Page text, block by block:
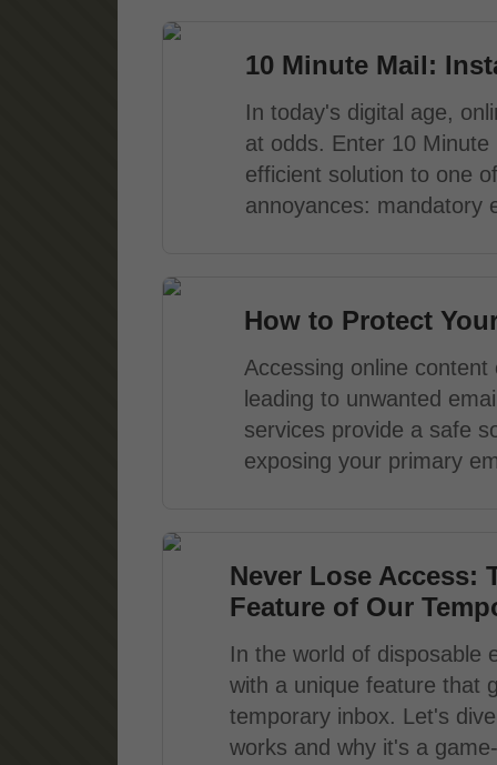
10 Minute Mail:
In today's digital age,
at odds. Enter 10
efficient solution to one
annoyances: mandatory
How to Protect
Accessing online
leading to unwanted
services provide a safe
exposing your primary
Never Lose Access:
Feature of Our
In the world of disposable
with a unique feature that
temporary inbox. Let's
works and why it's a